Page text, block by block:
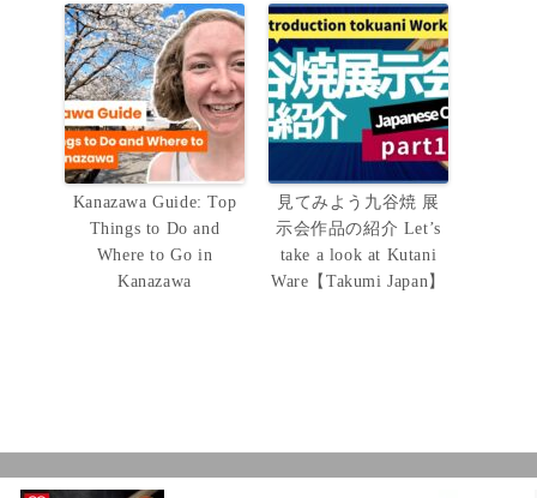
Kanazawa Guide: Top
Things to Do and
Where to Go in
Kanazawa
見てみよう九谷焼 展
示会作品の紹介 Let’s
take a look at Kutani
Ware【Takumi Japan】